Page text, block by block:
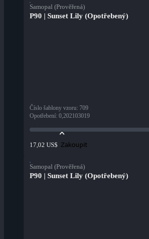
Samopal (Prověřená)
P90 | Sunset Lily (Opotřebený)
Číslo šablony vzoru: 709
Opotřebení: 0,202103019
17,02 US$ Zakoupit
Samopal (Prověřená)
P90 | Sunset Lily (Opotřebený)